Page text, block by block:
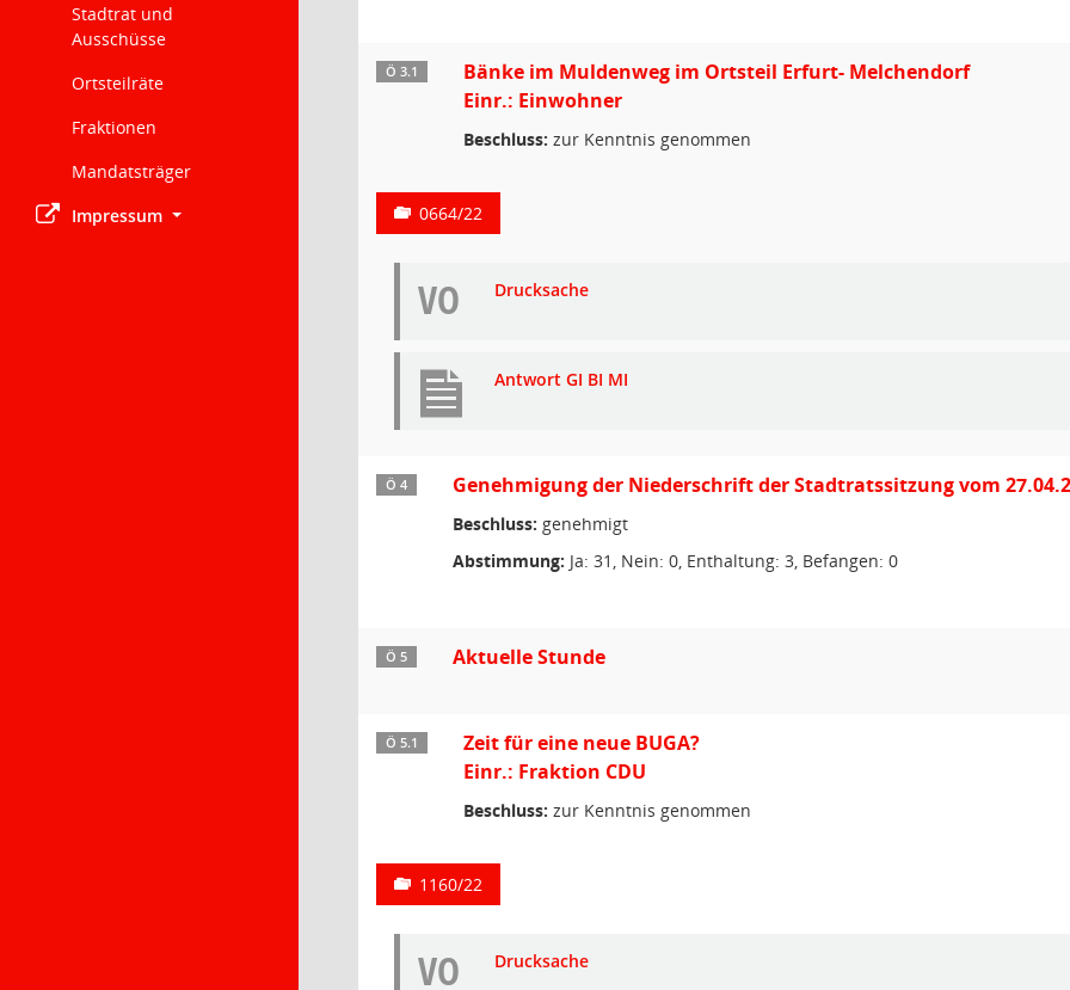
Stadtrat und
Ausschüsse
Ortsteilräte
Fraktionen
Mandatsträger
Impressum
Ö 3.1
Bänke im Muldenweg im Ortsteil Erfurt- Melchendorf
Einr.: Einwohner
Beschluss: zur Kenntnis genommen
0664/22
VO Drucksache
Antwort GI BI MI
Ö 4 Genehmigung der Niederschrift der Stadtratssitzung vom
Beschluss: genehmigt
Abstimmung: Ja: 31, Nein: 0, Enthaltung: 3, Befangen: 0
Ö 5 Aktuelle Stunde
Ö 5.1
Zeit für eine neue BUGA?
Einr.: Fraktion CDU
Beschluss: zur Kenntnis genommen
1160/22
VO Drucksache